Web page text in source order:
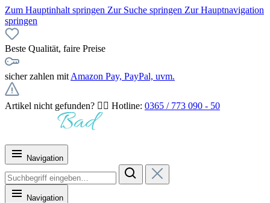
Zum Hauptinhalt springen Zur Suche springen Zur Hauptnavigation
springen
Beste Qualität, faire Preise
sicher zahlen mit Amazon Pay, PayPal, uvm.
Artikel nicht gefunden? 👉🏻 Hotline: 0365 / 773 090 - 50
Navigation
Navigation